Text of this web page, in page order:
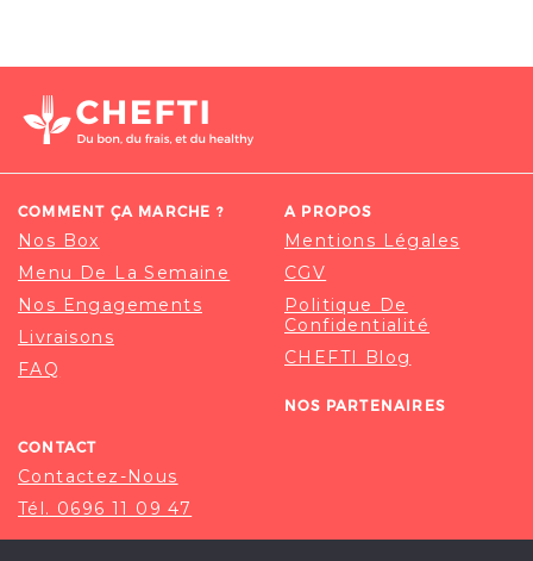
COMMENT ÇA MARCHE ?
Nos Box
Menu De La Semaine
Nos Engagements
Livraisons
FAQ
A PROPOS
Mentions Légales
CGV
Politique De
Confidentialité
CHEFTI Blog
NOS PARTENAIRES
CONTACT
Contactez-Nous
Tél. 0696 11 09 47